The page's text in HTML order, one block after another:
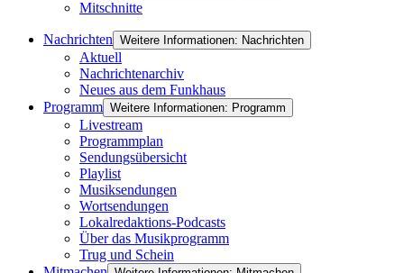
Mitschnitte
Nachrichten Weitere Informationen: Nachrichten
Aktuell
Nachrichtenarchiv
Neues aus dem Funkhaus
Programm Weitere Informationen: Programm
Livestream
Programmplan
Sendungsübersicht
Playlist
Musiksendungen
Wortsendungen
Lokalredaktions-Podcasts
Über das Musikprogramm
Trug und Schein